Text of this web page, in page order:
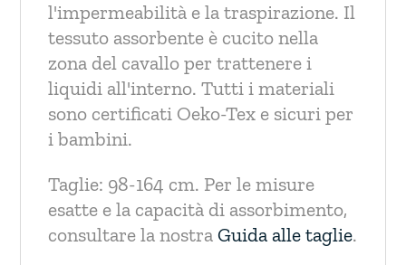
l'impermeabilità e la traspirazione. Il
tessuto assorbente è cucito nella
zona del cavallo per trattenere i
liquidi all'interno. Tutti i materiali
sono certificati Oeko-Tex e sicuri per
i bambini.
Taglie: 98-164 cm. Per le misure
esatte e la capacità di assorbimento,
consultare la nostraGuida alle taglie.